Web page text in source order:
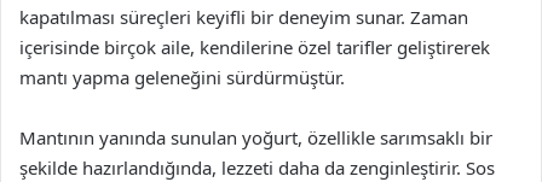
kapatılması süreçleri keyifli bir deneyim sunar. Zaman
içerisinde birçok aile, kendilerine özel tarifler geliştirerek
mantı yapma geleneğini sürdürmüştür.
Mantının yanında sunulan yoğurt, özellikle sarımsaklı bir
şekilde hazırlandığında, lezzeti daha da zenginleştirir. Sos